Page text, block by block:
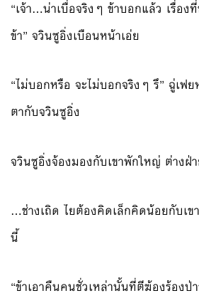
“เจ้า…น่าเบื่อจริงๆ ข้าบอกแล้ว เรื่อง
ข้า” จวินซูอิ่งเบือนหน้าเอ่ย
“ไม่บอกหรือ จะไม่บอกจริงๆ รึ” ฉู่เฟ
ตากับจวินซูอิ่ง
จวินซูอิ่งจ้องมองกับเขาพักใหญ่ ต่างฝ่า
…ช่างเถิด ไยต้องคิดเล็กคิดน้อยกับเข
นี้
“ข้าเอาคืนคนชั่วเหล่านั้นที่ตีฆ้องร้องป่